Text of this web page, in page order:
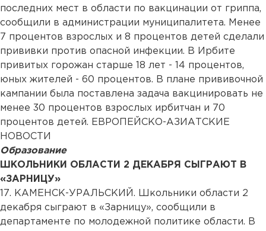
последних мест в области по вакцинации от гриппа,
сообщили в администрации муниципалитета. Менее
7 процентов взрослых и 8 процентов детей сделали
прививки против опасной инфекции. В Ирбите
привитых горожан старше 18 лет - 14 процентов,
юных жителей - 60 процентов. В плане прививочной
кампании была поставлена задача вакцинировать не
менее 30 процентов взрослых ирбитчан и 70
процентов детей. ЕВРОПЕЙСКО-АЗИАТСКИЕ
НОВОСТИ
Образование
ШКОЛЬНИКИ ОБЛАСТИ 2 ДЕКАБРЯ СЫГРАЮТ В
«ЗАРНИЦУ»
17. КАМЕНСК-УРАЛЬСКИЙ. Школьники области 2
декабря сыграют в «Зарницу», сообщили в
департаменте по молодежной политике области. В